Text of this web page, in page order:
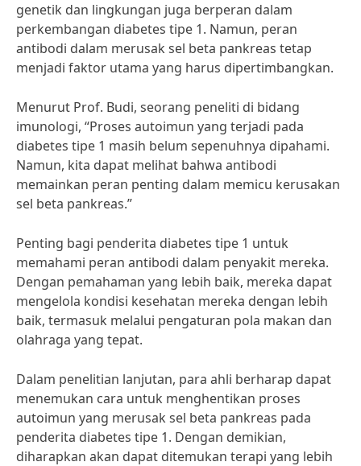
genetik dan lingkungan juga berperan dalam
perkembangan diabetes tipe 1. Namun, peran
antibodi dalam merusak sel beta pankreas tetap
menjadi faktor utama yang harus dipertimbangkan.
Menurut Prof. Budi, seorang peneliti di bidang
imunologi, “Proses autoimun yang terjadi pada
diabetes tipe 1 masih belum sepenuhnya dipahami.
Namun, kita dapat melihat bahwa antibodi
memainkan peran penting dalam memicu kerusakan
sel beta pankreas.”
Penting bagi penderita diabetes tipe 1 untuk
memahami peran antibodi dalam penyakit mereka.
Dengan pemahaman yang lebih baik, mereka dapat
mengelola kondisi kesehatan mereka dengan lebih
baik, termasuk melalui pengaturan pola makan dan
olahraga yang tepat.
Dalam penelitian lanjutan, para ahli berharap dapat
menemukan cara untuk menghentikan proses
autoimun yang merusak sel beta pankreas pada
penderita diabetes tipe 1. Dengan demikian,
diharapkan akan dapat ditemukan terapi yang lebih